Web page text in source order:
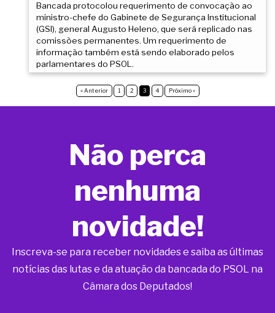
Bancada protocolou requerimento de convocação ao
ministro-chefe do Gabinete de Segurança Institucional
(GSI), general Augusto Heleno, que será replicado nas
comissões permanentes. Um requerimento de
informação também está sendo elaborado pelos
parlamentares do PSOL.
« Anterior 1 2 3 4 Próximo »
Não perca
nenhuma
novidade!
Inscreva-se para receber novidades e saiba as últimas
notícias das lutas e da atuação da bancada do PSOL na
Câmara dos Deputados!